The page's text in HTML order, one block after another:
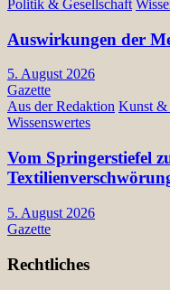
Politik & Gesellschaft
Auswirkungen der
5. August 2026
Gazette
Aus der Redaktion Kunst
Wissenswertes
Vom Springerstiefel
5. August 2026
Gazette
Rechtliches